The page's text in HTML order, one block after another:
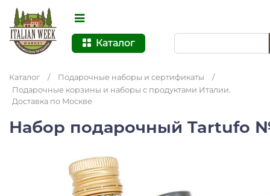
Каталог
Каталог / Подарочные наборы и сертификаты
/
Подарочные корзины и наборы с продуктами Италии.
Доставка по Москве
Набор подарочный Tartufo